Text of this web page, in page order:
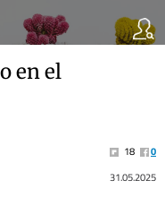
en el
18
0
31.05.2025